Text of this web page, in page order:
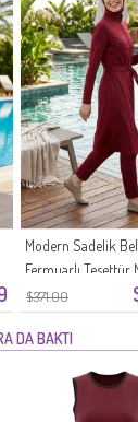
$371.00
Modern Sadelik
Fermuarlı Tesettür
2602-05 Kiremit
DA BAKTI